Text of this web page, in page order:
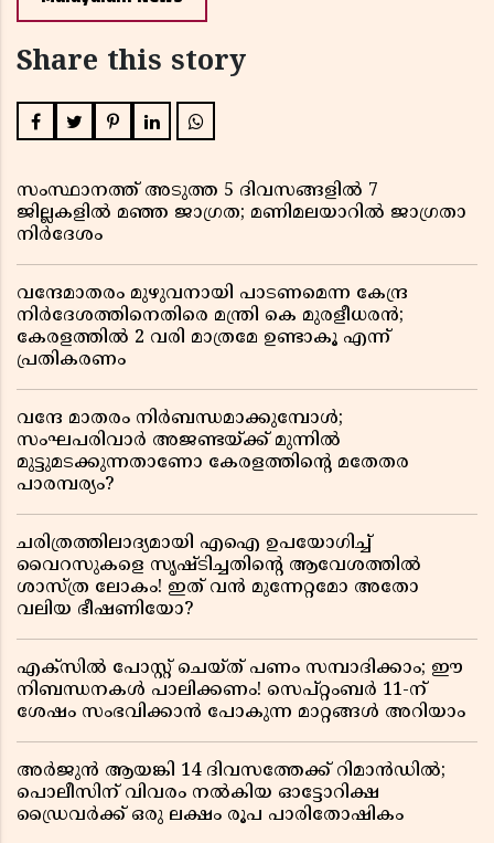
Share this story
സംസ്ഥാനത്ത് അടുത്ത 5 ദിവസങ്ങളിൽ 7
ജില്ലകളിൽ മഞ്ഞ ജാഗ്രത; മണിമലയാറിൽ ജാഗ്രതാ
നിർദേശം
വന്ദേമാതരം മുഴുവനായി പാടണമെന്ന കേന്ദ്ര
നിർദേശത്തിനെതിരെ മന്ത്രി കെ മുരളീധരൻ;
കേരളത്തിൽ 2 വരി മാത്രമേ ഉണ്ടാകൂ എന്ന്
പ്രതികരണം
വന്ദേ മാതരം നിർബന്ധമാക്കുമ്പോൾ;
സംഘപരിവാർ അജണ്ടയ്ക്ക് മുന്നിൽ
മുട്ടുമടക്കുന്നതാണോ കേരളത്തിന്റെ മതേതര
പാരമ്പര്യം?
ചരിത്രത്തിലാദ്യമായി എഐ ഉപയോഗിച്ച്
വൈറസുകളെ സൃഷ്ടിച്ചതിന്റെ ആവേശത്തിൽ
ശാസ്ത്ര ലോകം! ഇത് വൻ മുന്നേറ്റമോ അതോ
വലിയ ഭീഷണിയോ?
എക്സിൽ പോസ്റ്റ് ചെയ്ത് പണം സമ്പാദിക്കാം; ഈ
നിബന്ധനകൾ പാലിക്കണം! സെപ്റ്റംബർ 11-ന്
ശേഷം സംഭവിക്കാൻ പോകുന്ന മാറ്റങ്ങൾ അറിയാം
അർജുൻ ആയങ്കി 14 ദിവസത്തേക്ക് റിമാൻഡിൽ;
പൊലീസിന് വിവരം നൽകിയ ഓട്ടോറിക്ഷ
ഡ്രൈവർക്ക് ഒരു ലക്ഷം രൂപ പാരിതോഷികം